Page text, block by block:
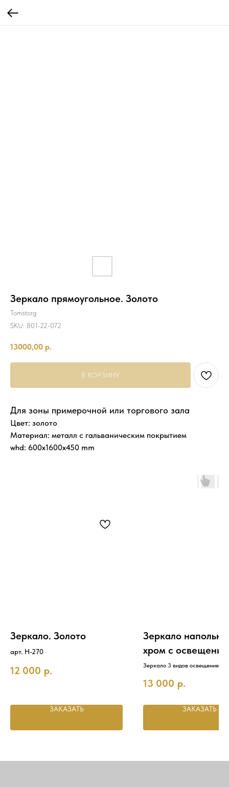
Зеркало прямоугольное. Золото
Tomstorg
SKU: 801-22-072
13000,00 р.
В КОРЗИНУ
Для зоны примерочной или торгового зала
Цвет: золото
Материал: металл с гальваническим покрытием
whd: 600x1600x450 mm
Зеркало. Золото
арт. Н-270
12 000 р.
ЗАКАЗАТЬ
Зеркало
хром с
Зеркало 3 видов освещение
13 000 р.
ЗАКАЗАТЬ